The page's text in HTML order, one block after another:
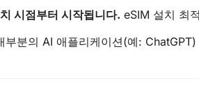
시점부터 시작됩니다. eSIM 설치 최
분의 AI 애플리케이션(예: